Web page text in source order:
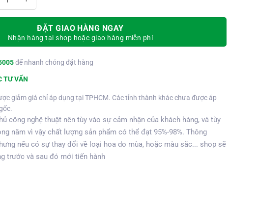
ĐẶT GIAO HÀNG NGAY
Nhận hàng tại shop hoặc giao hàng miễn phí
để nhanh chóng đặt hàng
TƯ VẤN
giảm giá chỉ áp dụng tại TPHCM. Các tỉnh thành khác chưa được áp
công nghệ thuật nên tùy vào sự cảm nhận của khách hàng, và tùy
năm vì vậy chất lượng sản phẩm có thể đạt 95%-98%. Thông
nếu có sự thay đổi về loại hoa do mùa, hoặc màu sắc... shop sẽ
trước và sau đó mới tiến hành